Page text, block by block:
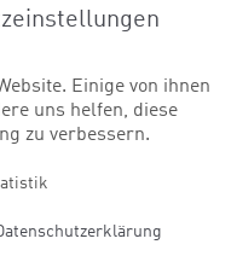
Einige von ihnen
uns helfen, diese
zu verbessern.